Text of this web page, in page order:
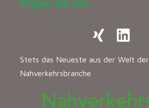
Folgen Sie uns:
Stets das Neueste aus der Welt der
Nahverkehrsbranche